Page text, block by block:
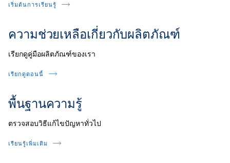
เริ่มต้นการเรียนรู้
ความช่วยเหลือเกี่ยวกับผลิตภัณฑ์
เรียกดูคู่มือผลิตภัณฑ์ของเรา
เรียกดูตอนนี้
พื้นฐานความรู้
ตรวจสอบวิธีแก้ไขปัญหาทั่วไป
เรียนรู้เพิ่มเติม